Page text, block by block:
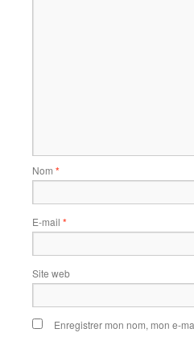
Nom *
E-mail *
Site web
Enregistrer mon nom, mon e-